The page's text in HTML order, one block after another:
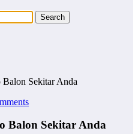
Sekitar Anda
Balon Sekitar Anda